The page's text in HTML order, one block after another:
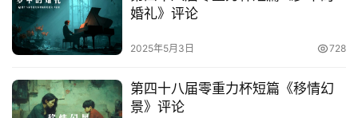
科
幻
资
登录
婚礼》评论
2025年5月3日 728
第四十八届零重力杯短篇《移情幻
景》评论